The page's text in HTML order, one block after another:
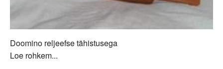
Doomino reljeefse tähistusega
Loe rohkem...